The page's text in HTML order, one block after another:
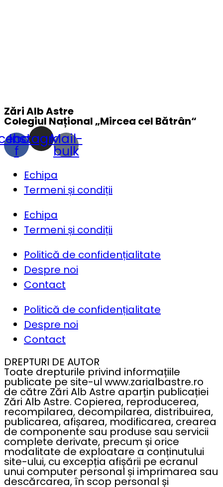
Zări Alb Astre
Colegiul Național „Mircea cel Bătrân“
f
Instagram
Mail-
bulk
Echipa
Termeni și condiții
Echipa
Termeni și condiții
Politică de confidențialitate
Despre noi
Contact
Politică de confidențialitate
Despre noi
Contact
DREPTURI DE AUTOR
Toate drepturile privind informațiile
publicate pe site-ul www.zarialbastre.ro
de către Zări Alb Astre aparțin publicației
Zări Alb Astre. Copierea, reproducerea,
recompilarea, decompilarea, distribuirea,
publicarea, afișarea, modificarea, crearea
de componente sau produse sau servicii
complete derivate, precum și orice
modalitate de exploatare a conținutului
site-ului, cu excepția afișării pe ecranul
unui computer personal și imprimarea sau
descărcarea, în scop personal și